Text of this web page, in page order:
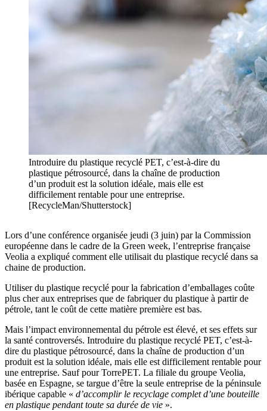
Introduire du plastique recyclé PET, c’est-à-dire du
plastique pétrosourcé, dans la chaîne de production
d’un produit est la solution idéale, mais elle est
difficilement rentable pour une entreprise.
[RecycleMan/Shutterstock]
Lors d’une conférence organisée jeudi (3 juin) par la Commission
européenne dans le cadre de la Green week, l’entreprise française
Veolia a expliqué comment elle utilisait du plastique recyclé dans sa
chaine de production.
Utiliser du plastique recyclé pour la fabrication d’emballages coûte
plus cher aux entreprises que de fabriquer du plastique à partir de
pétrole, tant le coût de cette matière première est bas.
Mais l’impact environnemental du pétrole est élevé, et ses effets sur
la santé controversés. Introduire du plastique recyclé PET, c’est-à-
dire du plastique pétrosourcé, dans la chaîne de production d’un
produit est la solution idéale, mais elle est difficilement rentable pour
une entreprise. Sauf pour TorrePET. La filiale du groupe Veolia,
basée en Espagne, se targue d’être la seule entreprise de la péninsule
ibérique capable « d’accomplir le recyclage complet d’une bouteille
en plastique pendant toute sa durée de vie ».